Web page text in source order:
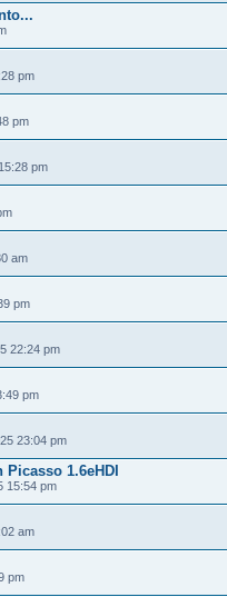
pm
pm
pm
am
pm
22:24 pm
pm
23:04 pm
Picasso 1.6eHDI
15:54 pm
am
pm